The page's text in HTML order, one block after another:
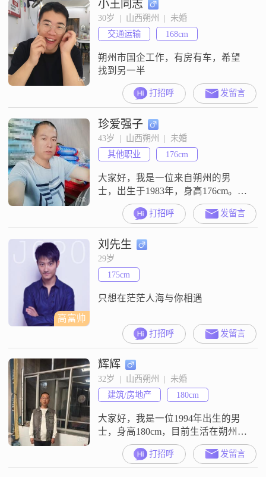
作能力，追求事业上的成功
##3002##我性格稳重可靠，外向健
谈，善于与人沟通##3002##在生活
中，我非常重视家庭，认为家庭是
生活的重心##3002#
小王同志
30岁  |  山西朔州  |  未婚
交通运输
168cm
朔州市国企工作，有房有车，希望
找到另一半
打招呼 发留言
珍爱强子
43岁  |  山西朔州  |  未婚
其他职业
176cm
大家好，我是一位来自朔州的男
士，出生于1983年，身高176cm。我
目前的工作收入在每月3001到5000
元之间，拥有大专学历。在性格方
面，我自认为是一个稳重可靠的
人，责任感强，对待事情总是认真
负责。在生活中，我注重家庭和朋
友的感受，喜欢在闲暇时与家人朋
友共度时光，也喜欢自己静静地阅
读或者户外活动。我对未来的伴侣
打招呼 发留言
高富帅
刘先生
29岁
175cm
只想在茫茫人海与你相遇
打招呼 发留言
辉辉
32岁  |  山西朔州  |  未婚
建筑/房地产
180cm
大家好，我是一位1994年出生的男
士，身高180cm，目前生活在朔州
##3002##我拥有大学本科学历，现
在的工作月收入在3001到5000元之
间##3002##我性格真诚可靠，非常
打招呼 发留言